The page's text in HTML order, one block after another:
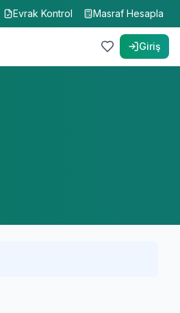
Evrak Kontrol Masraf Hesapla
Giriş